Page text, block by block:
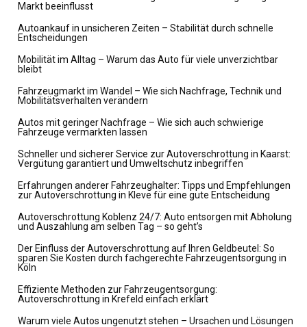
Markt beeinflusst
Autoankauf in unsicheren Zeiten – Stabilität durch schnelle
Entscheidungen
Mobilität im Alltag – Warum das Auto für viele unverzichtbar
bleibt
Fahrzeugmarkt im Wandel – Wie sich Nachfrage, Technik und
Mobilitätsverhalten verändern
Autos mit geringer Nachfrage – Wie sich auch schwierige
Fahrzeuge vermarkten lassen
Schneller und sicherer Service zur Autoverschrottung in Kaarst:
Vergütung garantiert und Umweltschutz inbegriffen
Erfahrungen anderer Fahrzeughalter: Tipps und Empfehlungen
zur Autoverschrottung in Kleve für eine gute Entscheidung
Autoverschrottung Koblenz 24/7: Auto entsorgen mit Abholung
und Auszahlung am selben Tag – so geht’s
Der Einfluss der Autoverschrottung auf Ihren Geldbeutel: So
sparen Sie Kosten durch fachgerechte Fahrzeugentsorgung in
Köln
Effiziente Methoden zur Fahrzeugentsorgung:
Autoverschrottung in Krefeld einfach erklärt
Warum viele Autos ungenutzt stehen – Ursachen und Lösungen